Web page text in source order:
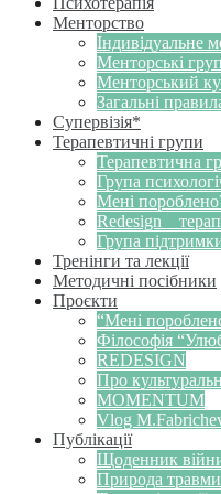
Менторство
Індивідуальне
Менторські
Менторський
Загальні
Супервізія*
Терапевтичні групи
Терапевтична
Група
Мені
Redesign _
Група
Тренінги та лекції
Методичні посібники
Проєкти
“Мені
Філософія
REDESIGN
Про
MOMENTUM
Vlog
Публікації
Щоденник
Природа травми